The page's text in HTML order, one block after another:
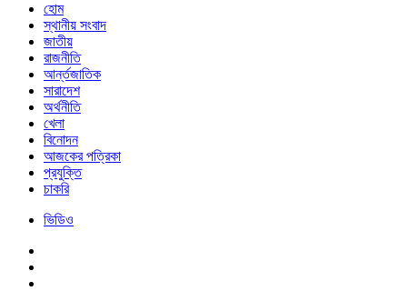
হোম
স্থানীয় সংবাদ
জাতীয়
রাজনীতি
আর্ন্তজাতিক
সারাদেশ
অর্থনীতি
খেলা
বিনোদন
আজকের পত্রিকা
প্রযুক্তি
চাকরি
ভিডিও